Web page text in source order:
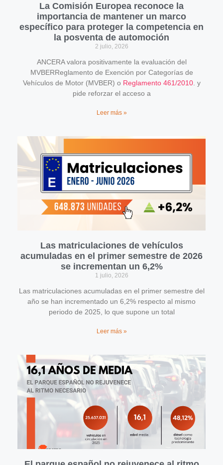
La Comisión Europea reconoce la
importancia de mantener un marco
específico para proteger la competencia en
la posventa de automoción
2 julio, 2026
ANCERA valora positivamente la evaluación del
MVBERReglamento de Exención por Categorías de
Vehículos de Motor (MVBER) o Reglamento 461/2010. y
pide reforzar el acceso a
Leer más »
Las matriculaciones de vehículos
acumuladas en el primer semestre de 2026
se incrementan un 6,2%
1 julio, 2026
Las matriculaciones acumuladas en el primer semestre del
año se han incrementado un 6,2% respecto al mismo
periodo de 2025, lo que supone un total
Leer más »